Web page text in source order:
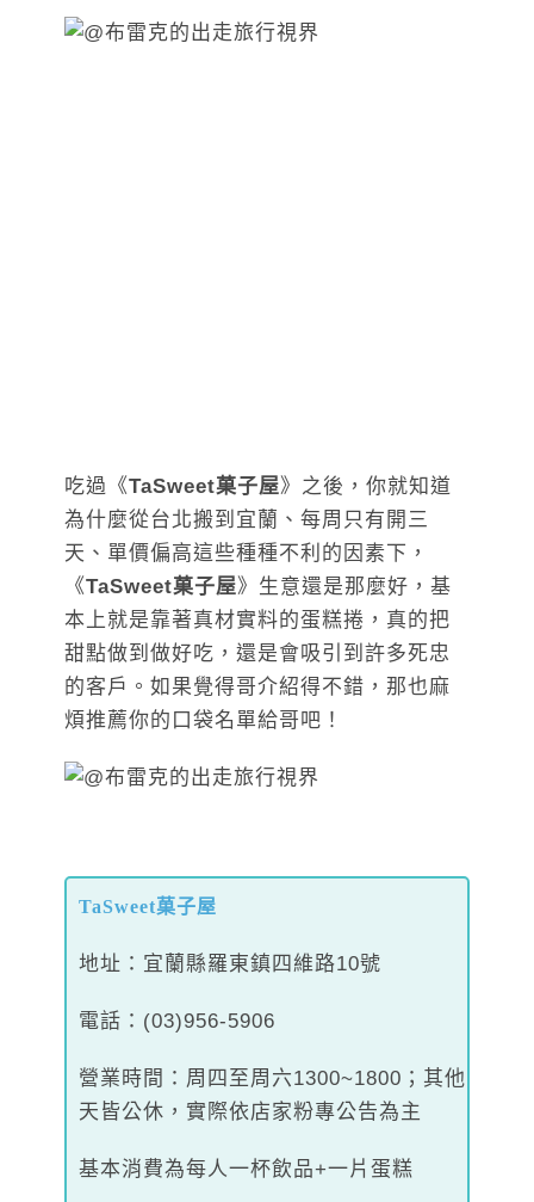
吃過《TaSweet菓子屋》之後，你就知道
為什麼從台北搬到宜蘭、每周只有開三
天、單價偏高這些種種不利的因素下，
《TaSweet菓子屋》生意還是那麼好，基
本上就是靠著真材實料的蛋糕捲，真的把
甜點做到做好吃，還是會吸引到許多死忠
的客戶。如果覺得哥介紹得不錯，那也麻
煩推薦你的口袋名單給哥吧！
TaSweet菓子屋
地址：宜蘭縣羅東鎮四維路10號
電話：(03)956-5906
營業時間：周四至周六1300~1800；其他
天皆公休，實際依店家粉專公告為主
基本消費為每人一杯飲品+一片蛋糕